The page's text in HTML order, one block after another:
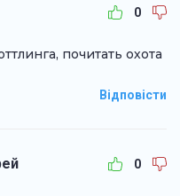
0
почитать охота
Відповісти
0